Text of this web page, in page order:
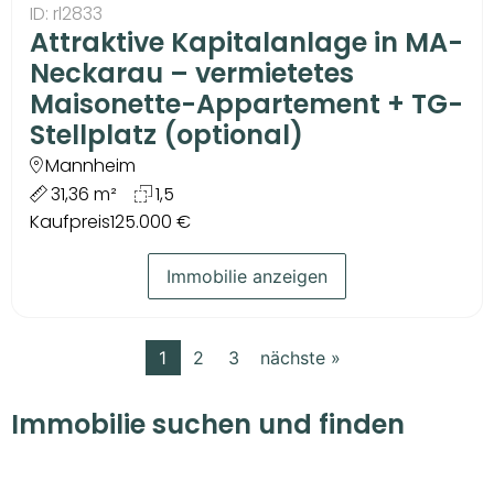
ID: rl2833
Attraktive Kapitalanlage in MA-
Neckarau – vermietetes
Maisonette-Appartement + TG-
Stellplatz (optional)
Mannheim
31,36 m²
1,5
Kaufpreis125.000 €
Immobilie anzeigen
1 2 3 nächste »
Immobilie suchen und finden